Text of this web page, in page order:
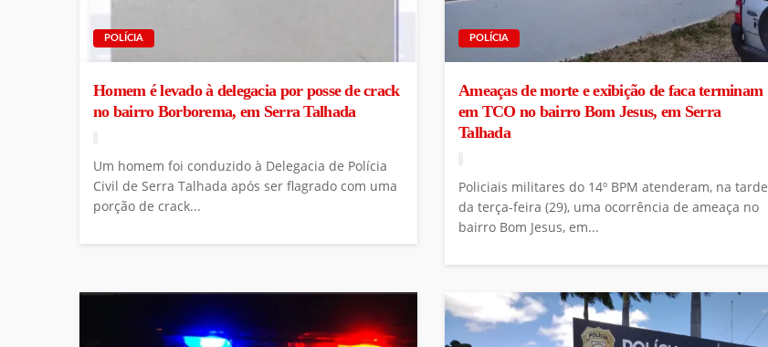
POLÍCIA
Homem é levado à delegacia por posse de crack
no bairro Borborema, em Serra Talhada
Um homem foi conduzido à Delegacia de Polícia
Civil de Serra Talhada após ser flagrado com uma
porção de crack...
POLÍCIA
Ameaças de morte e exibição de faca terminam
em TCO no bairro Bom Jesus, em Serra
Talhada
Policiais militares do 14º BPM atenderam, na tarde
da terça-feira (29), uma ocorrência de ameaça no
bairro Bom Jesus, em...